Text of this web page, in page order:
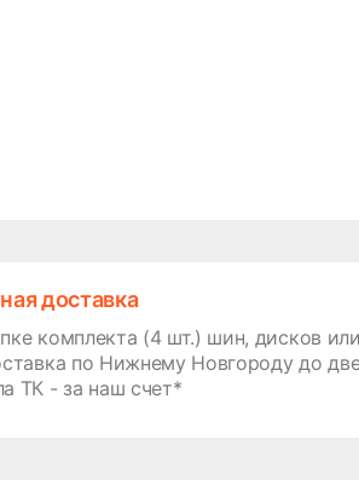
доставка
комплекта (4 шт.) шин, дисков
по Нижнему Новгороду до
ТК - за наш счет*